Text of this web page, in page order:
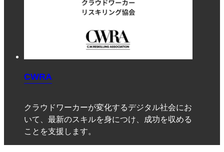
CWRA
クラウドワーカーが変化するデジタル社会にお
いて、最新のスキルを身につけ、成功を収める
ことを支援します。